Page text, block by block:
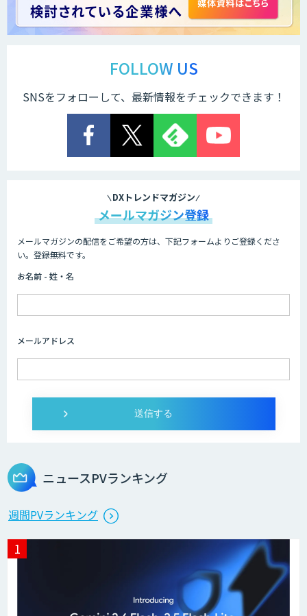
エッジデバイス 組込AIモデル開発受託
ムサービス
Datatang 高品質AIデータ収集・アノテ
FOLLOW US
SNSをフォローして、最新情報をチェックできます！
DXトレンドマガジン
メールマガジン登録
メールマガジンの配信をご希望の方は、下記フォームよりご登録くださ
い。登録無料です。
お名前 - 姓・名
メールアドレス
ニュースPVランキング
週間PVランキング